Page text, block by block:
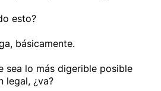
esto?
básicamente.
sea lo más digerible posible
legal, ¿va?